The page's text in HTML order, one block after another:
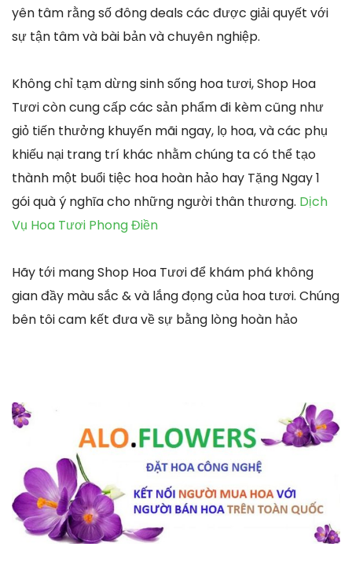
yên tâm rằng số đông deals các được giải quyết với
sự tận tâm và bài bản và chuyên nghiệp.
Không chỉ tạm dừng sinh sống hoa tươi, Shop Hoa
Tươi còn cung cấp các sản phẩm đi kèm cũng như
giỏ tiến thưởng khuyến mãi ngay, lọ hoa, và các phụ
khiếu nại trang trí khác nhằm chúng ta có thể tạo
thành một buổi tiệc hoa hoàn hảo hay Tặng Ngay 1
gói quà ý nghĩa cho những người thân thương. Dịch
Vụ Hoa Tươi Phong Điền
Hãy tới mang Shop Hoa Tươi để khám phá không
gian đầy màu sắc & và lắng đọng của hoa tươi. Chúng
bên tôi cam kết đưa về sự bằng lòng hoàn hảo